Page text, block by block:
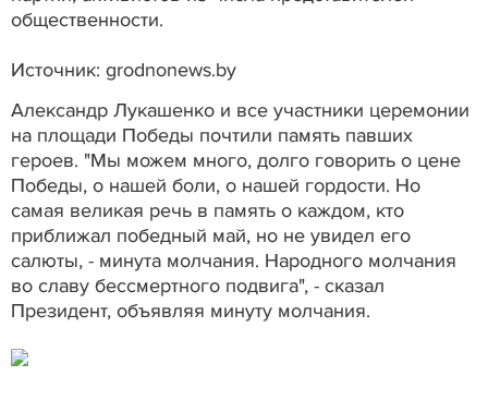
общественности.
Источник: grodnonews.by
Александр Лукашенко и все участники церемонии
на площади Победы почтили память павших
героев. "Мы можем много, долго говорить о цене
Победы, о нашей боли, о нашей гордости. Но
самая великая речь в память о каждом, кто
приближал победный май, но не увидел его
салюты, - минута молчания. Народного молчания
во славу бессмертного подвига", - сказал
Президент, объявляя минуту молчания.